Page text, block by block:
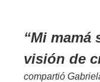
Mi mamá
visión de
compartió